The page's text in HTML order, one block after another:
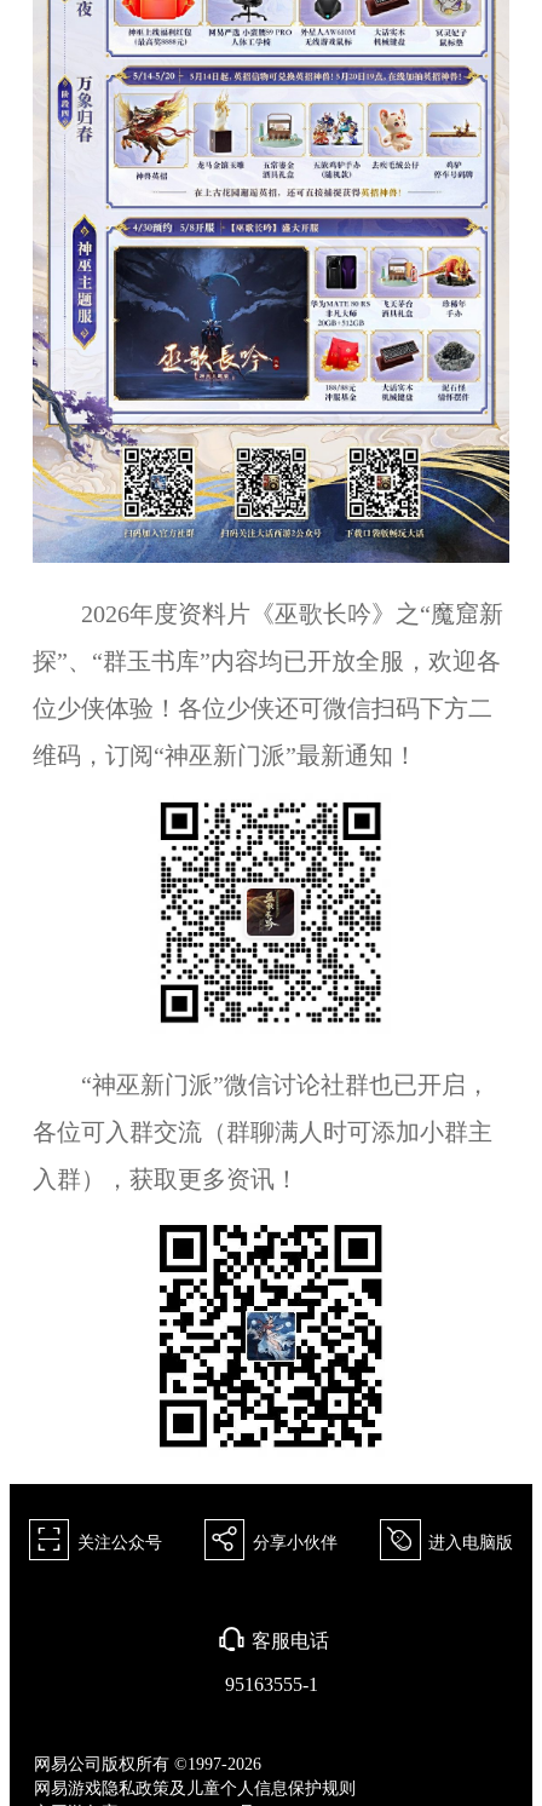
2026年度资料片《巫歌长吟》之“魔窟新
探”、“群玉书库”内容均已开放全服，欢迎各
位少侠体验！各位少侠还可微信扫码下方二
维码，订阅“神巫新门派”最新通知！
“神巫新门派”微信讨论社群也已开启，
各位可入群交流（群聊满人时可添加小群主
入群），获取更多资讯！
򰀁 关注公众号 򰀂 分享小伙伴 򰀄 进入电脑版
򰀃 客服电话
95163555-1
网易公司版权所有 ©1997-2026
网易游戏隐私政策及儿童个人信息保护规则